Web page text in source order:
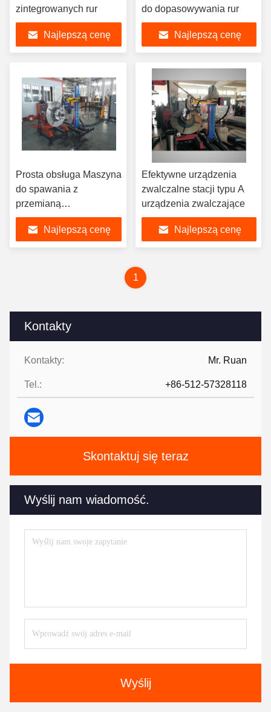
Kontakty
Kontakty: Mr. Ruan
Tel.: +86-512-57328118
Skontaktuj się teraz
Wyślij nam wiadomość.
Wyślij
zintegrowanych rur
Najlepszą cenę
do dopasowywania rur
Najlepszą cenę
Prosta obsługa Maszyna
do spawania z
przemianą
częstotliwości AC
Najlepszą cenę
Efektywne urządzenia
zwalczalne stacji typu A
urządzenia zwalczające
Najlepszą cenę
1